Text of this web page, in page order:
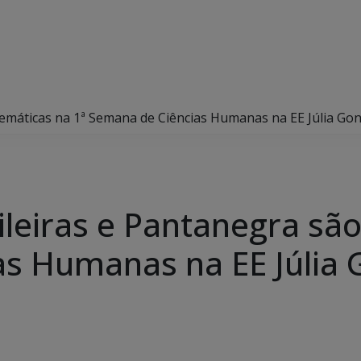
na 1ª Semana de Ciências Humanas na EE Júlia
e Pantanegra
Humanas na EE Júlia